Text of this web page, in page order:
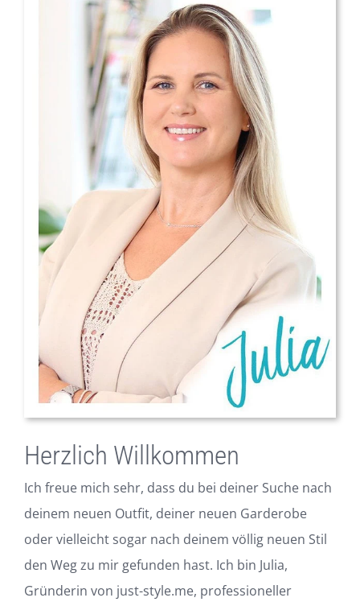
Herzlich Willkommen
Ich freue mich sehr, dass du bei deiner Suche nach
deinem neuen Outfit, deiner neuen Garderobe
oder vielleicht sogar nach deinem völlig neuen Stil
den Weg zu mir gefunden hast. Ich bin Julia,
Gründerin von just-style.me, professioneller